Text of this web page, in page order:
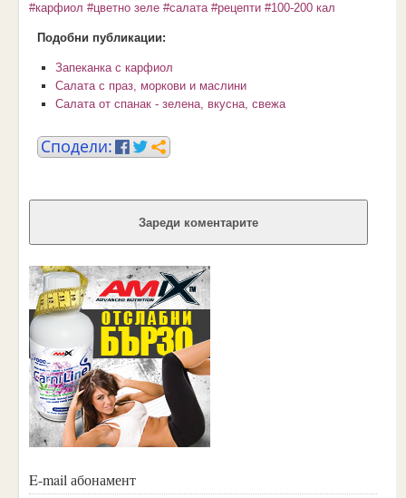
#карфиол #цветно зеле #салата #рецепти #100-200 кал
Подобни публикации:
Запеканка с карфиол
Салата с праз, моркови и маслини
Салата от спанак - зелена, вкусна, свежа
Зареди коментарите
E-mail абонамент